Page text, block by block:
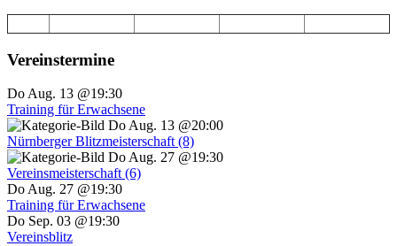
Vereinstermine
Do Aug. 13 @19:30
Training für Erwachsene
Do Aug. 13 @20:00
Nürnberger Blitzmeisterschaft (8)
Do Aug. 27 @19:30
Vereinsmeisterschaft (6)
Do Aug. 27 @19:30
Training für Erwachsene
Do Sep. 03 @19:30
Vereinsblitz